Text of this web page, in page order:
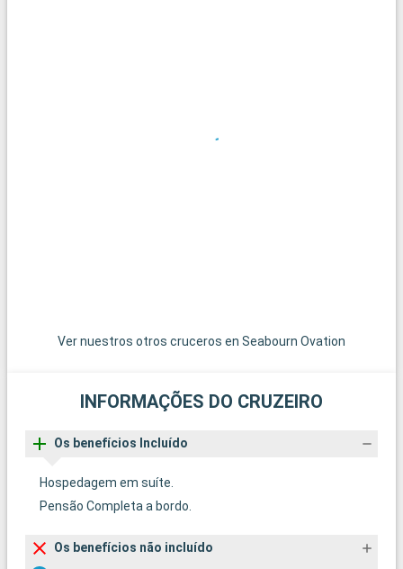
Ver nuestros otros cruceros en Seabourn Ovation
INFORMAÇÕES DO CRUZEIRO
Os benefícios Incluído
Hospedagem em suíte.
Pensão Completa a bordo.
Os benefícios não incluído